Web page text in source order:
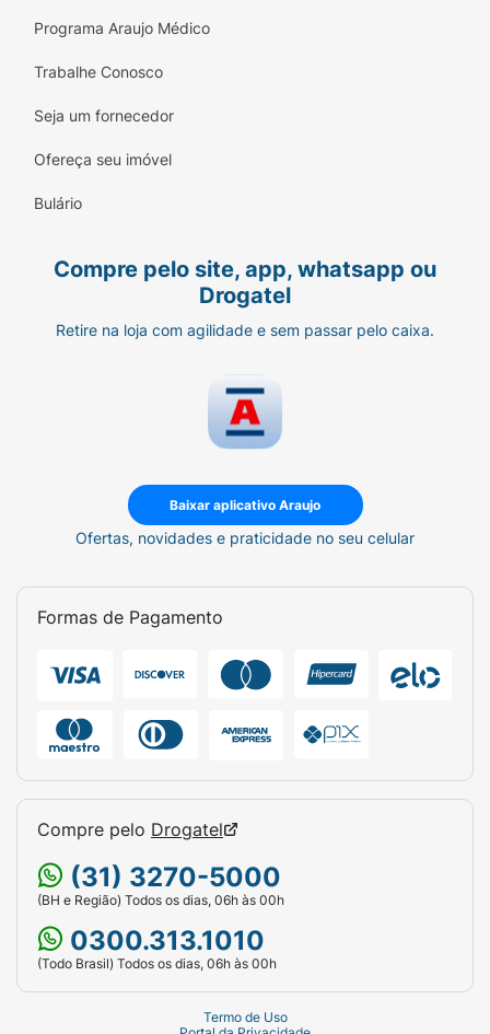
Programa Araujo Médico
Trabalhe Conosco
Seja um fornecedor
Ofereça seu imóvel
Bulário
Compre pelo site, app, whatsapp ou
Drogatel
Retire na loja com agilidade e sem passar pelo caixa.
Baixar aplicativo Araujo
Ofertas, novidades e praticidade no seu celular
Formas de Pagamento
Compre pelo Drogatel
(31) 3270-5000
(BH e Região) Todos os dias, 06h às 00h
0300.313.1010
(Todo Brasil) Todos os dias, 06h às 00h
Termo de Uso